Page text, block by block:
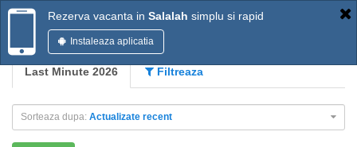
Rezerva vacanta in Salalah simplu si rapid
Instaleaza aplicatia
Last Minute 2026 Filtreaza
Sorteaza dupa: Actualizate recent